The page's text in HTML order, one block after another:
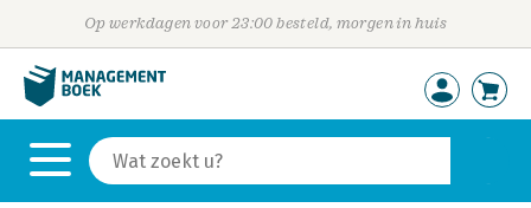
Op werkdagen voor 23:00 besteld, morgen in huis